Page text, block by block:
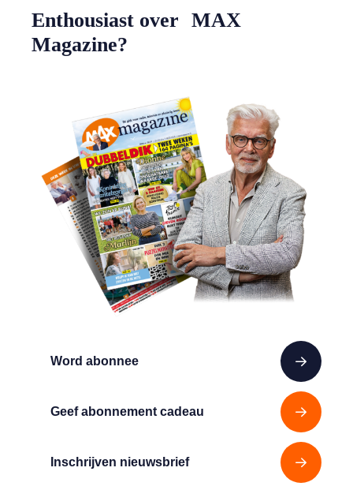
Word abonnee
Geef abonnement cadeau
Inschrijven nieuwsbrief
Enthousiast over MAX
Magazine?